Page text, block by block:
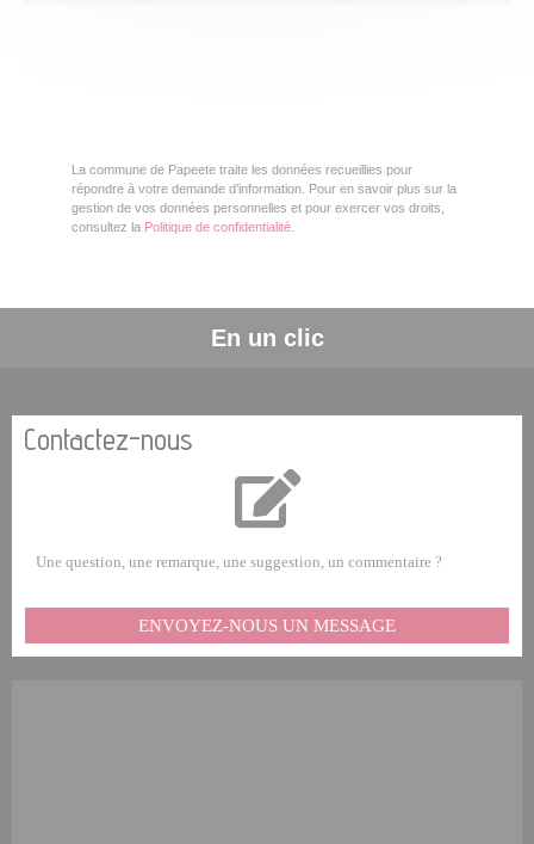
La commune de Papeete traite les données recueillies pour
répondre à votre demande d’information. Pour en savoir plus sur la
gestion de vos données personnelles et pour exercer vos droits,
consultez la Politique de confidentialité
En un clic
Contactez-nous
Une question, une remarque, une suggestion, un commentaire ?
ENVOYEZ-NOUS UN MESSAGE